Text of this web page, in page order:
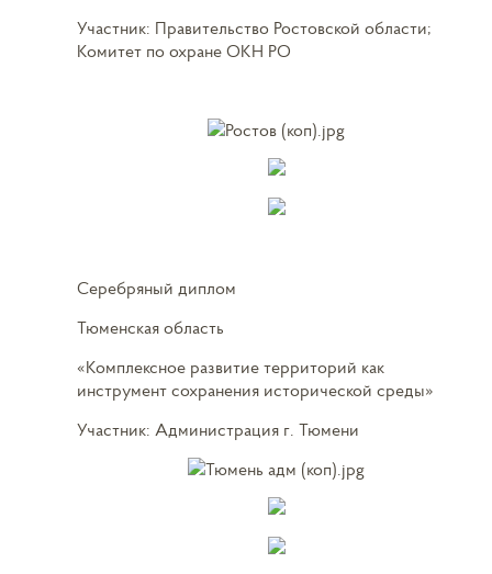
Участник: Правительство Ростовской области;
Комитет по охране ОКН РО
Серебряный диплом
Тюменская область
«Комплексное развитие территорий как
инструмент сохранения исторической среды»
Участник: Администрация г. Тюмени